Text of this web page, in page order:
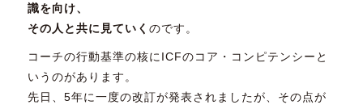
識を向け、
その人と共に見ていくのです。
コーチの行動基準の核にICFのコア・コンピテンシーと
いうのがあります。
先日、5年に一度の改訂が発表されましたが、その点が